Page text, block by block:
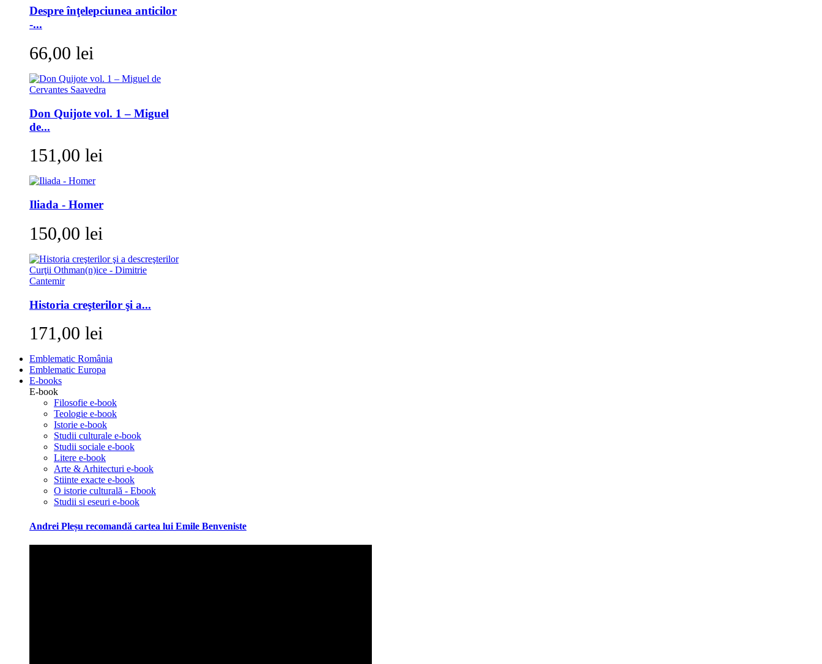
Despre înţelepciunea anticilor
-...
66,00 lei
Don Quijote vol. 1 – Miguel
de...
151,00 lei
Iliada - Homer
150,00 lei
Historia creşterilor şi a...
171,00 lei
Emblematic România
Emblematic Europa
E-books
E-book
Filosofie e-book
Teologie e-book
Istorie e-book
Studii culturale e-book
Studii sociale e-book
Litere e-book
Arte & Arhitecturi e-book
Stiinte exacte e-book
O istorie culturală - Ebook
Studii si eseuri e-book
Andrei Pleșu recomandă cartea lui Emile Benveniste